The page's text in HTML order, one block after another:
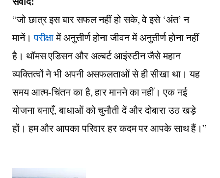
“जो छात्र इस बार सफल नहीं हो सके, वे इसे ‘अंत’ न
मानें। परीक्षामें अनुत्तीर्ण होना जीवन में अनुत्तीर्ण होना नहीं
है। थॉमस एडिसन और अल्बर्ट आइंस्टीन जैसे महान
व्यक्तित्वों ने भी अपनी असफलताओं से ही सीखा था। यह
समय आत्म-चिंतन का है, हार मानने का नहीं। एक नई
योजना बनाएँ, बाधाओं को चुनौती दें और दोबारा उठ खड़े
हों। हम और आपका परिवार हर कदम पर आपके साथ हैं।”